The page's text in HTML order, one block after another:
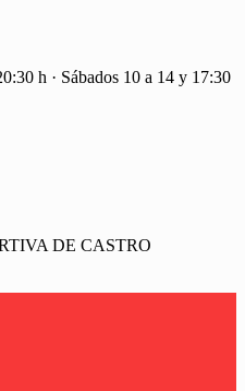
h · Sábados 10 a 14 y 17:30
DE CASTRO